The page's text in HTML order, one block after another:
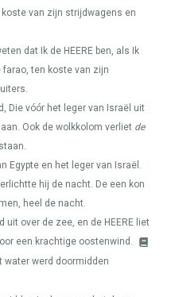
van zijn strijdwagens en
dat Ik de HEERE ben, als Ik
ten koste van zijn
Die vóór het leger van Israël uit
Ook de wolkkolom verliet de
Egypte en het leger van Israël.
hij de nacht. De een kon
heel de nacht.
uit over de zee, en de HEERE liet
een krachtige oostenwind.
water werd doormidden